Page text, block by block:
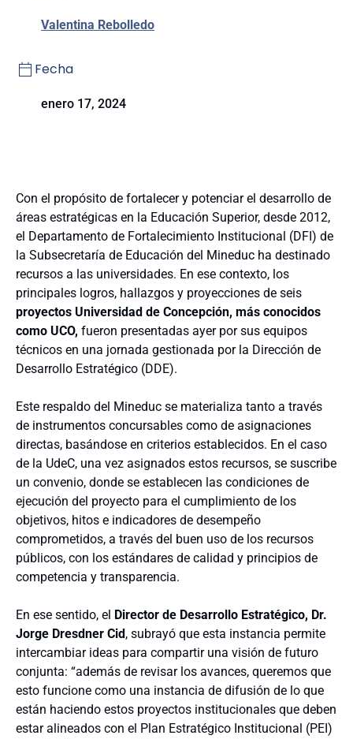
Valentina Rebolledo
Fecha
enero 17, 2024
Con el propósito de fortalecer y potenciar el desarrollo de
áreas estratégicas en la Educación Superior, desde 2012,
el Departamento de Fortalecimiento Institucional (DFI) de
la Subsecretaría de Educación del Mineduc ha destinado
recursos a las universidades. En ese contexto, los
principales logros, hallazgos y proyecciones de seis
proyectos Universidad de Concepción, más conocidos
como UCO, fueron presentadas ayer por sus equipos
técnicos en una jornada gestionada por la Dirección de
Desarrollo Estratégico (DDE).
Este respaldo del Mineduc se materializa tanto a través
de instrumentos concursables como de asignaciones
directas, basándose en criterios establecidos. En el caso
de la UdeC, una vez asignados estos recursos, se suscribe
un convenio, donde se establecen las condiciones de
ejecución del proyecto para el cumplimiento de los
objetivos, hitos e indicadores de desempeño
comprometidos, a través del buen uso de los recursos
públicos, con los estándares de calidad y principios de
competencia y transparencia.
En ese sentido, el Director de Desarrollo Estratégico, Dr.
Jorge Dresdner Cid, subrayó que esta instancia permite
intercambiar ideas para compartir una visión de futuro
conjunta: “además de revisar los avances, queremos que
esto funcione como una instancia de difusión de lo que
están haciendo estos proyectos institucionales que deben
estar alineados con el Plan Estratégico Institucional (PEI)